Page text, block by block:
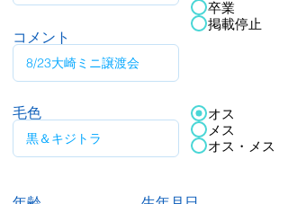
コメント
卒業
掲載停止
毛色
オス
メス
オス・メス